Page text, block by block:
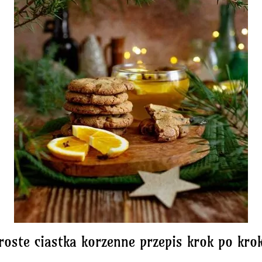
ciastka korzenne przepis krok po